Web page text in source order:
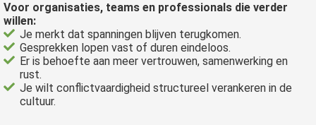
Voor organisaties, teams en professionals die verder
willen:
Je merkt dat spanningen blijven terugkomen.
Gesprekken lopen vast of duren eindeloos.
Er is behoefte aan meer vertrouwen, samenwerking en
rust.
Je wilt conflictvaardigheid structureel verankeren in de
cultuur.